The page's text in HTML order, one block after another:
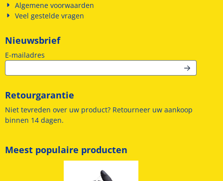
Algemene voorwaarden
Veel gestelde vragen
Nieuwsbrief
E-mailadres
Retourgarantie
Niet tevreden over uw product? Retourneer uw aankoop
binnen 14 dagen.
Meest populaire producten